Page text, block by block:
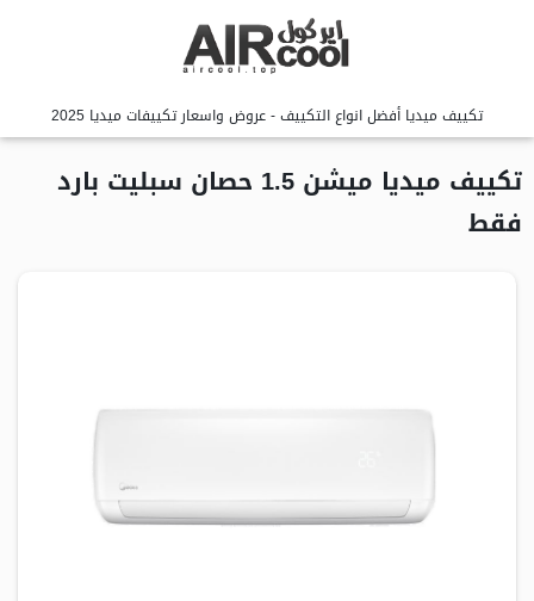
تكييف ميديا أفضل انواع التكييف - عروض واسعار تكييفات ميديا 2025
تكييف ميديا ميشن 1.5 حصان سبليت بارد
فقط